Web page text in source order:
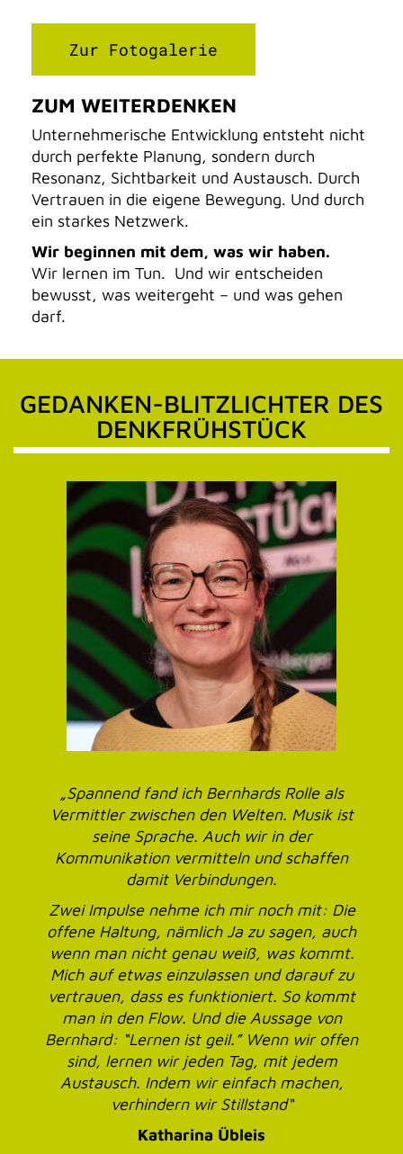
Zur Fotogalerie
ZUM WEITERDENKEN
Unternehmerische Entwicklung entsteht nicht
durch perfekte Planung, sondern durch
Resonanz, Sichtbarkeit und Austausch. Durch
Vertrauen in die eigene Bewegung. Und durch
ein starkes Netzwerk.
Wir beginnen mit dem, was wir haben.
Wir lernen im Tun. Und wir entscheiden
bewusst, was weitergeht – und was gehen
darf.
GEDANKEN-BLITZLICHTER DES
DENKFRÜHSTÜCK
„Ich war schon mehrmals beim
Denkfrühstück dabei und treffe hier jedes Mal
spannende Menschen, die mich inspirieren.
Der Impuls zum Improvisieren hat mich heute
besonders abgeholt. Man kann Projekte bis
ins Detail planen – aber am Ende braucht es
die Fähigkeit, spontan zu reagieren und mit
dem umzugehen, was passiert. Für mich ist
das eine Erinnerung daran, offen für
Momente zu bleiben, in denen man nicht alles
kontrollieren kann. Genau dort entstehen
neue Ideen und Entwicklungen, die man
vorher nicht denken konnte.
JeanClaude Grieco